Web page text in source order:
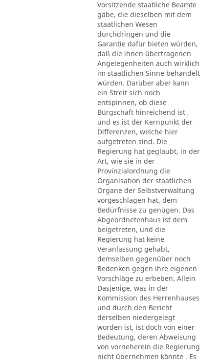
Vorsitzende staatliche Beamte
gäbe, die dieselben mit dem
staatlichen Wesen
durchdringen und die
Garantie dafür bieten würden,
daß die ihnen übertragenen
Angelegenheiten auch wirklich
im staatlichen Sinne behandelt
würden. Darüber aber kann
ein Streit sich noch
entspinnen, ob diese
Bürgschaft hinreichend ist ,
und es ist der Kernpunkt der
Differenzen, welche hier
aufgetreten sind. Die
Regierung hat geglaubt, in der
Art, wie sie in der
Provinzialordnung die
Organisation der staatlichen
Organe der Selbstverwaltung
vorgeschlagen hat, dem
Bedürfnisse zu genügen. Das
Abgeordnetenhaus ist dem
beigetreten, und die
Regierung hat keine
Veranlassung gehabt,
demselben gegenüber noch
Bedenken gegen ihre eigenen
Vorschläge zu erbeben. Allein
Dasjenige, was in der
Kommission des Herrenhauses
und durch den Bericht
derselben niedergelegt
worden ist, ist doch von einer
Bedeutung, deren Abweisung
von vorneherein die Regierung
nicht übernehmen könnte . Es